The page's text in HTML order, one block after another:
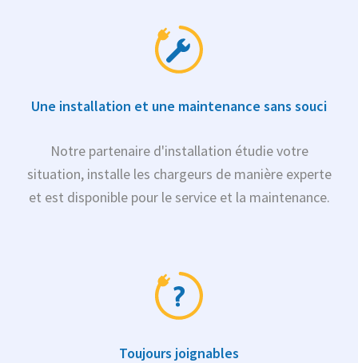
Une installation et une maintenance sans souci
Notre partenaire d'installation étudie votre
situation, installe les chargeurs de manière experte
et est disponible pour le service et la maintenance.
Toujours joignables